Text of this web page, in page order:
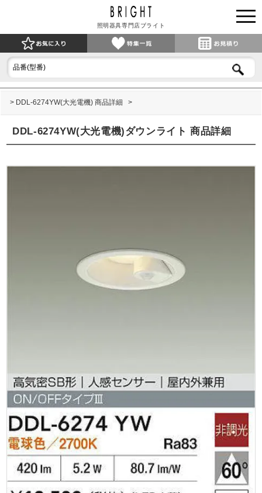
照明器具専門店ブライト
DDL-6274YW(大光電機) 商品詳細
DDL-6274YW(大光電機)ダウンライト 商品詳細